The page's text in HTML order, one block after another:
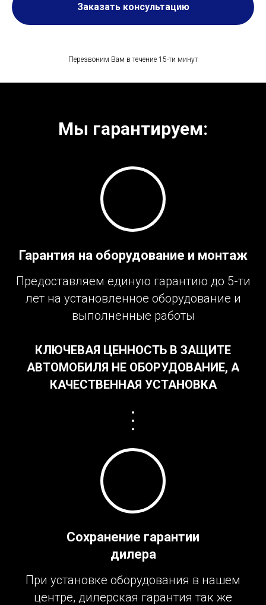
Заказать консультацию
Перезвоним Вам в течение 15-ти минут
Мы гарантируем:
Гарантия на оборудование и монтаж
Предоставляем единую гарантию до 5-ти
лет на установленное оборудование и
выполненные работы
КЛЮЧЕВАЯ ЦЕННОСТЬ В ЗАЩИТЕ
АВТОМОБИЛЯ НЕ ОБОРУДОВАНИЕ, А
КАЧЕСТВЕННАЯ УСТАНОВКА
Сохранение гарантии
дилера
При установке оборудования в нашем
центре, дилерская гарантия так же